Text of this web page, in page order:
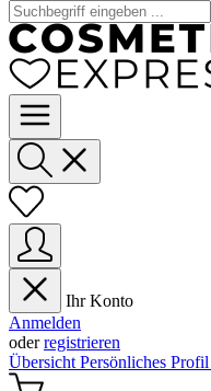
Ihr Konto
Anmelden
oderregistrieren
Übersicht Persönliches Profil